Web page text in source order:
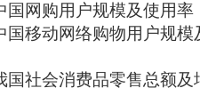
网购用户规模及使用
移动网络购物用户规
社会消费品零售总额及